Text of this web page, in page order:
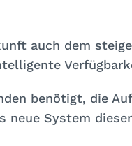
auch dem
benötigt, die
neue System